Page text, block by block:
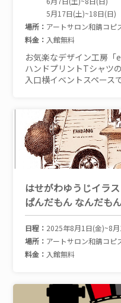
5月17日(土)~18日(日)
場所： アートサロン和錆コピ
料金： 入館無料
お気楽なデザイン工房
ハンドプリントTシャツ
入口横イベントスペース
はせがわゆうじイラ
ぱんだもん なんだも
日程： 2025年8月1日(金)~8
場所： アートサロン和錆コピ
料金： 入館無料